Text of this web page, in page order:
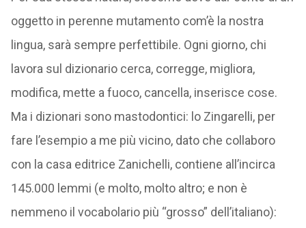
oggetto in perenne mutamento com’è la nostra
lingua, sarà sempre perfettibile. Ogni giorno, chi
lavora sul dizionario cerca, corregge, migliora,
modifica, mette a fuoco, cancella, inserisce cose.
Ma i dizionari sono mastodontici: lo Zingarelli, per
fare l’esempio a me più vicino, dato che collaboro
con la casa editrice Zanichelli, contiene all’incirca
145.000 lemmi (e molto, molto altro; e non è
nemmeno il vocabolario più “grosso” dell’italiano):